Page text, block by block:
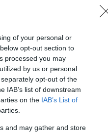
of your personal or
opt-out section to
processed you may
by us or personal
opt-out of the
IAB’s list of downstream
on the IAB’s List of
and may gather and store
Hakkinen
McLarennél,